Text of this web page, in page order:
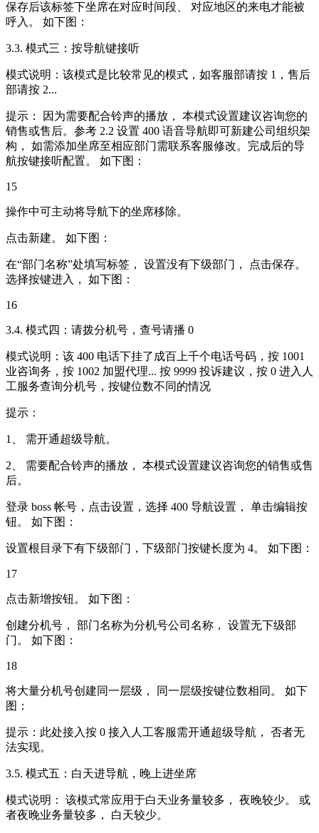
保存后该标签下坐席在对应时间段、 对应地区的来电才能被
呼入。 如下图：
3.3. 模式三：按导航键接听
模式说明：该模式是比较常见的模式，如客服部请按 1，售后
部请按 2...
提示： 因为需要配合铃声的播放， 本模式设置建议咨询您的
销售或售后。参考 2.2 设置 400 语音导航即可新建公司组织架
构， 如需添加坐席至相应部门需联系客服修改。完成后的导
航按键接听配置。 如下图：
15
操作中可主动将导航下的坐席移除。
点击新建。 如下图：
在“部门名称”处填写标签， 设置没有下级部门， 点击保存。
选择按键进入， 如下图：
16
3.4. 模式四：请拨分机号，查号请播 0
模式说明：该 400 电话下挂了成百上千个电话号码，按 1001
业咨询务，按 1002 加盟代理... 按 9999 投诉建议，按 0 进入人
工服务查询分机号，按键位数不同的情况
提示：
1、 需开通超级导航。
2、 需要配合铃声的播放， 本模式设置建议咨询您的销售或售
后。
登录 boss 帐号，点击设置，选择 400 导航设置， 单击编辑按
钮。 如下图：
设置根目录下有下级部门，下级部门按键长度为 4。 如下图：
17
点击新增按钮。 如下图：
创建分机号， 部门名称为分机号公司名称， 设置无下级部
门。 如下图：
18
将大量分机号创建同一层级， 同一层级按键位数相同。 如下
图：
提示：此处接入按 0 接入人工客服需开通超级导航， 否者无
法实现。
3.5. 模式五：白天进导航，晚上进坐席
模式说明： 该模式常应用于白天业务量较多， 夜晚较少。 或
者夜晚业务量较多， 白天较少。